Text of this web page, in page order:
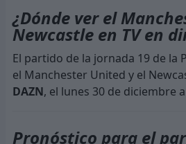
¿Dónde ver el
Newcastle en TV en
El partido de la jornada 19 de la
el Manchester United y el
DAZN, el lunes 30 de diciembre
Pronóstico para el